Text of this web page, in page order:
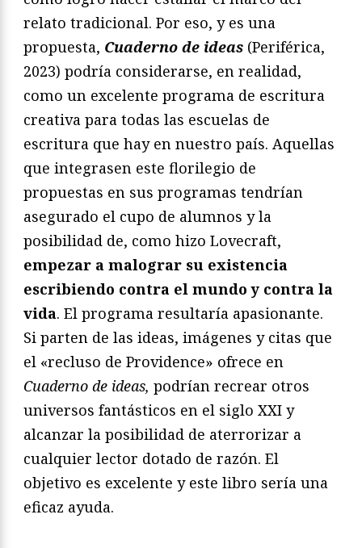
relato tradicional. Por eso, y es una
propuesta, Cuaderno de ideas (Periférica,
2023) podría considerarse, en realidad,
como un excelente programa de escritura
creativa para todas las escuelas de
escritura que hay en nuestro país. Aquellas
que integrasen este florilegio de
propuestas en sus programas tendrían
asegurado el cupo de alumnos y la
posibilidad de, como hizo Lovecraft,
empezar a malograr su existencia
escribiendo contra el mundo y contra la
vida. El programa resultaría apasionante.
Si parten de las ideas, imágenes y citas que
el «recluso de Providence» ofrece en
Cuaderno de ideas, podrían recrear otros
universos fantásticos en el siglo XXI y
alcanzar la posibilidad de aterrorizar a
cualquier lector dotado de razón. El
objetivo es excelente y este libro sería una
eficaz ayuda.